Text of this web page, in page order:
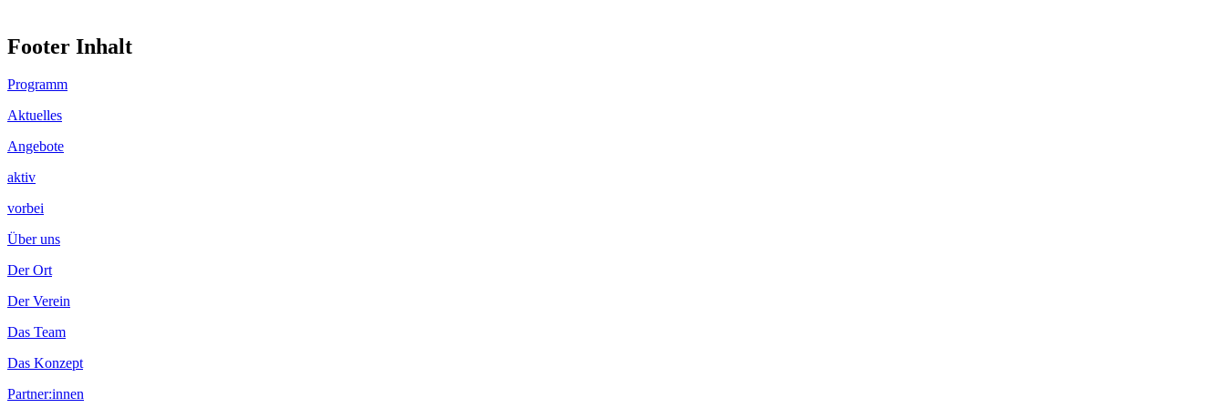
Footer Inhalt
Programm
Aktuelles
Angebote
aktiv
vorbei
Über uns
Der Ort
Der Verein
Das Team
Das Konzept
Partner:innen